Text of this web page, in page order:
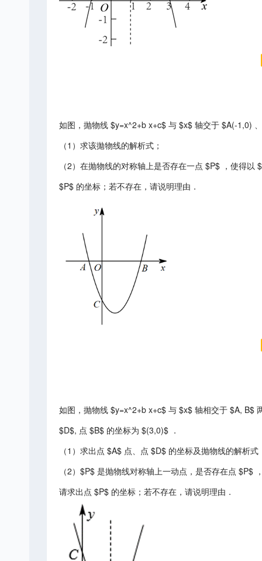
如图，抛物线 $y=x^2+b x+c$ 与 $x$ 轴交于 $A(-1,0)
（1）求该拋物线的解析式；
（2）在抛物线的对称轴上是否存在一点 $P$ ，使得
$P$ 的坐标；若不存在，请说明理由．
如图，抛物线 $y=x^2+b x+c$ 与 $x$ 轴相交于 $A, B$
$D$, 点 $B$ 的坐标为 $(3,0)$ ．
（1）求出点 $A$ 点、点 $D$ 的坐标及抛物线的解析式
（2）$P$ 是抛物线对称轴上一动点，是否存在点
请求出点 $P$ 的坐标；若不存在，请说明理由．